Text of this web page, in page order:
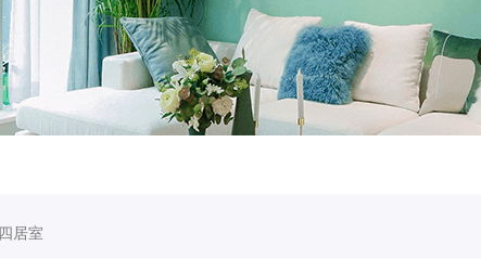
材料 拆改
水电
泥瓦 木工
居室